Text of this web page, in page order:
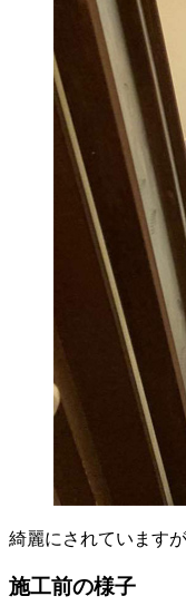
綺麗にされています
施工前の様子